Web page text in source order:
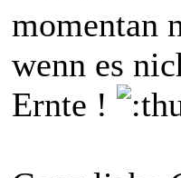
momentan
wenn es
Ernte !